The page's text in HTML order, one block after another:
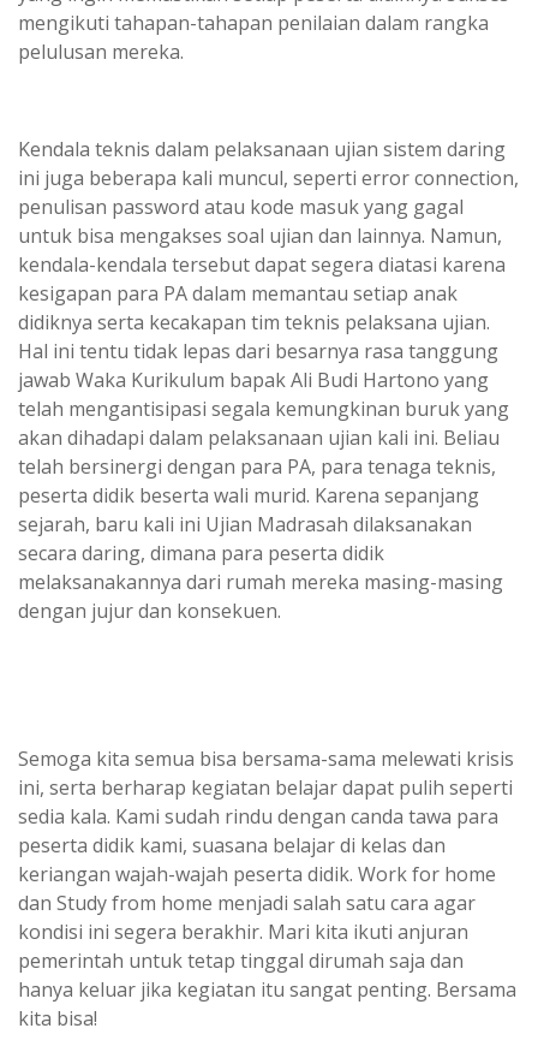
mengikuti tahapan-tahapan penilaian dalam rangka
pelulusan mereka.
Kendala teknis dalam pelaksanaan ujian sistem daring
ini juga beberapa kali muncul, seperti error connection,
penulisan password atau kode masuk yang gagal
untuk bisa mengakses soal ujian dan lainnya. Namun,
kendala-kendala tersebut dapat segera diatasi karena
kesigapan para PA dalam memantau setiap anak
didiknya serta kecakapan tim teknis pelaksana ujian.
Hal ini tentu tidak lepas dari besarnya rasa tanggung
jawab Waka Kurikulum bapak Ali Budi Hartono yang
telah mengantisipasi segala kemungkinan buruk yang
akan dihadapi dalam pelaksanaan ujian kali ini. Beliau
telah bersinergi dengan para PA, para tenaga teknis,
peserta didik beserta wali murid. Karena sepanjang
sejarah, baru kali ini Ujian Madrasah dilaksanakan
secara daring, dimana para peserta didik
melaksanakannya dari rumah mereka masing-masing
dengan jujur dan konsekuen.
Semoga kita semua bisa bersama-sama melewati krisis
ini, serta berharap kegiatan belajar dapat pulih seperti
sedia kala. Kami sudah rindu dengan canda tawa para
peserta didik kami, suasana belajar di kelas dan
keriangan wajah-wajah peserta didik. Work for home
dan Study from home menjadi salah satu cara agar
kondisi ini segera berakhir. Mari kita ikuti anjuran
pemerintah untuk tetap tinggal dirumah saja dan
hanya keluar jika kegiatan itu sangat penting. Bersama
kita bisa!